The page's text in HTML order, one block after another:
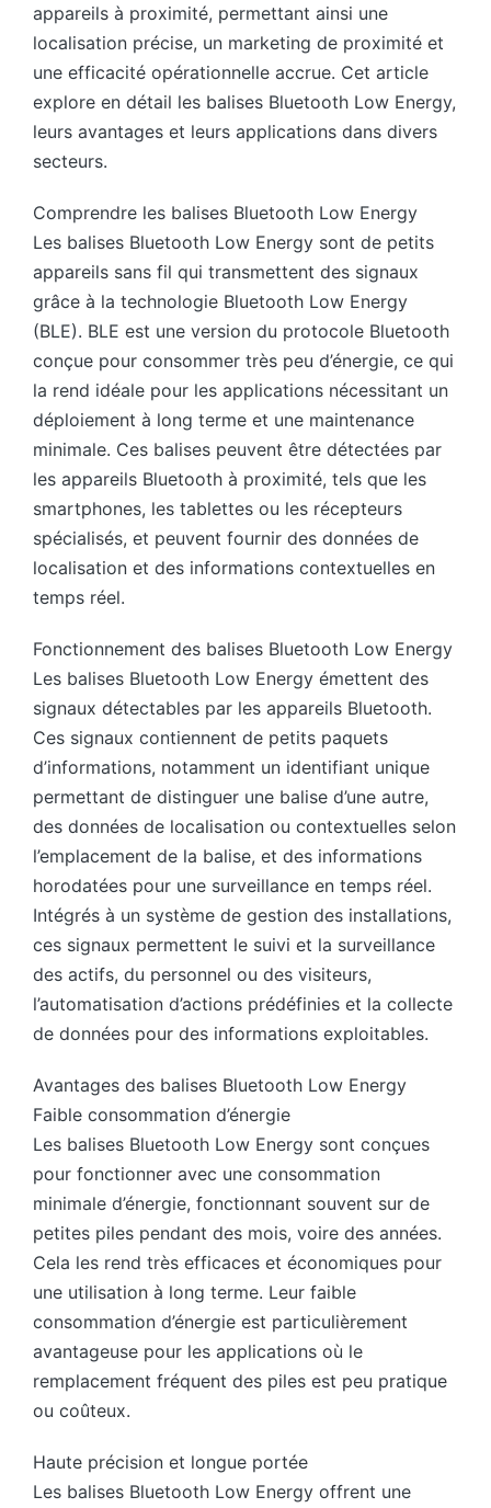
appareils à proximité, permettant ainsi une
localisation précise, un marketing de proximité et
une efficacité opérationnelle accrue. Cet article
explore en détail les balises Bluetooth Low Energy,
leurs avantages et leurs applications dans divers
secteurs.
Comprendre les balises Bluetooth Low Energy
Les balises Bluetooth Low Energy sont de petits
appareils sans fil qui transmettent des signaux
grâce à la technologie Bluetooth Low Energy
(BLE). BLE est une version du protocole Bluetooth
conçue pour consommer très peu d’énergie, ce qui
la rend idéale pour les applications nécessitant un
déploiement à long terme et une maintenance
minimale. Ces balises peuvent être détectées par
les appareils Bluetooth à proximité, tels que les
smartphones, les tablettes ou les récepteurs
spécialisés, et peuvent fournir des données de
localisation et des informations contextuelles en
temps réel.
Fonctionnement des balises Bluetooth Low Energy
Les balises Bluetooth Low Energy émettent des
signaux détectables par les appareils Bluetooth.
Ces signaux contiennent de petits paquets
d’informations, notamment un identifiant unique
permettant de distinguer une balise d’une autre,
des données de localisation ou contextuelles selon
l’emplacement de la balise, et des informations
horodatées pour une surveillance en temps réel.
Intégrés à un système de gestion des installations,
ces signaux permettent le suivi et la surveillance
des actifs, du personnel ou des visiteurs,
l’automatisation d’actions prédéfinies et la collecte
de données pour des informations exploitables.
Avantages des balises Bluetooth Low Energy
Faible consommation d’énergie
Les balises Bluetooth Low Energy sont conçues
pour fonctionner avec une consommation
minimale d’énergie, fonctionnant souvent sur de
petites piles pendant des mois, voire des années.
Cela les rend très efficaces et économiques pour
une utilisation à long terme. Leur faible
consommation d’énergie est particulièrement
avantageuse pour les applications où le
remplacement fréquent des piles est peu pratique
ou coûteux.
Haute précision et longue portée
Les balises Bluetooth Low Energy offrent une